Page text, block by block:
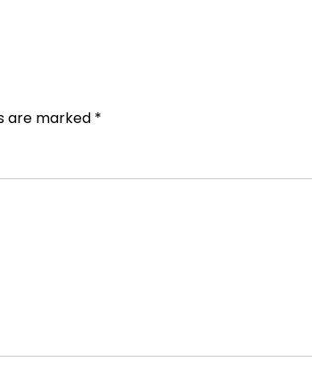
are marked *